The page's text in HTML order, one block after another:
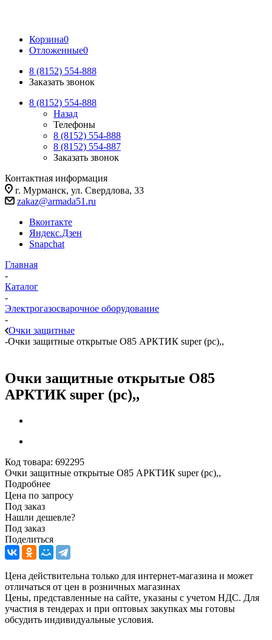
Корзина0
Отложенные0
8 (8152) 554-888
Заказать звонок
8 (8152) 554-888
Назад
Телефоны
8 (8152) 554-888
8 (8152) 554-887
Заказать звонок
Контактная информация
г. Мурманск, ул. Свердлова, 33
zakaz@armada51.ru
Вконтакте
Яндекс.Дзен
Snapchat
Главная
-
Каталог
-
Электрогазосварочное оборудование
-
Очки защитные
-Очки защитные открытые О85 АРКТИК super (pc),,
Очки защитные открытые О85
АРКТИК super (pc),,
Код товара: 692295
Очки защитные открытые О85 АРКТИК super (pc),,
Подробнее
Цена по запросу
Под заказ
Нашли дешевле?
Под заказ
Поделиться
Цена действительна только для интернет-магазина и может
отличаться от цен в розничных магазинах
Цены, представленные на сайте, указаны с учетом НДС. Для
участия в тендерах и при оптовых закупках мы готовы
обсудить индивидуальные условия.